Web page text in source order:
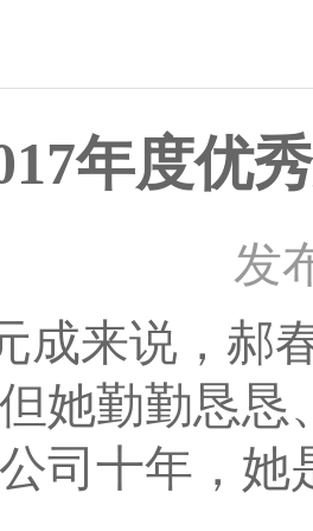
年度优
发
成来说，郝
她勤勤恳恳
司十年，她